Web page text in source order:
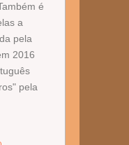
é
a
pela
2016
pela